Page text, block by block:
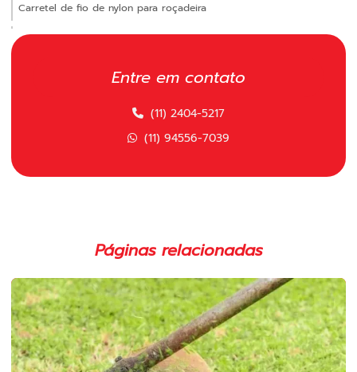
Carretel de fio de nylon para roçadeira
Carretel manual para roçadeira
Carretel polimatic para roçadeira
Cilindro completo para motosserras
Cilindro completo para roçadeira em sp
Cilindro para motosserras 52cc
Cilindro para roçadeira 43cc
Entre em contato
(11) 2404-5217
(11) 94556-7039
Páginas relacionadas